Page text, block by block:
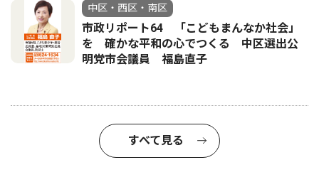
中区・西区・南区
市政リポート64 「こどもまんなか社会」
を 確かな平和の心でつくる 中区選出公
明党市会議員 福島直子
すべて見る